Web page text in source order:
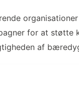
for at støtte
af